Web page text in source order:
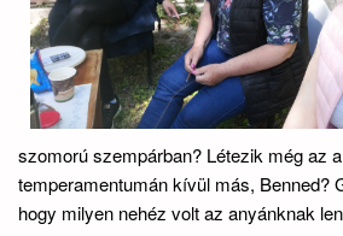
szomorú szempárban? Létezik még az
temperamentumán kívül más, Benned?
hogy milyen nehéz volt az anyánknak